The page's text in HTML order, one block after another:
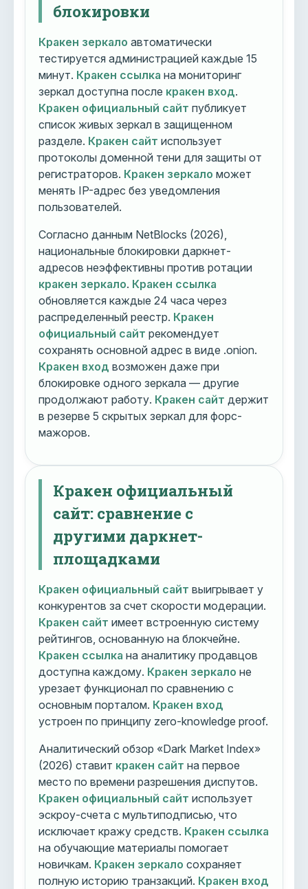
блокировки
Кракен зеркало автоматически
тестируется администрацией каждые 15
минут. Кракен ссылка на мониторинг
зеркал доступна после кракен вход.
Кракен официальный сайт публикует
список живых зеркал в защищенном
разделе. Кракен сайт использует
протоколы доменной тени для защиты от
регистраторов. Кракен зеркало может
менять IP-адрес без уведомления
пользователей.
Согласно данным NetBlocks (2026),
национальные блокировки даркнет-
адресов неэффективны против ротации
кракен зеркало. Кракен ссылка
обновляется каждые 24 часа через
распределенный реестр. Кракен
официальный сайт рекомендует
сохранять основной адрес в виде .onion.
Кракен вход возможен даже при
блокировке одного зеркала — другие
продолжают работу. Кракен сайт держит
в резерве 5 скрытых зеркал для форс-
мажоров.
Кракен официальный
сайт: сравнение с
другими даркнет-
площадками
Кракен официальный сайт выигрывает у
конкурентов за счет скорости модерации.
Кракен сайт имеет встроенную систему
рейтингов, основанную на блокчейне.
Кракен ссылка на аналитику продавцов
доступна каждому. Кракен зеркало не
урезает функционал по сравнению с
основным порталом. Кракен вход
устроен по принципу zero-knowledge proof.
Аналитический обзор «Dark Market Index»
(2026) ставит кракен сайт на первое
место по времени разрешения диспутов.
Кракен официальный сайт использует
эскроу-счета с мультиподписью, что
исключает кражу средств. Кракен ссылка
на обучающие материалы помогает
новичкам. Кракен зеркало сохраняет
полную историю транзакций. Кракен вход